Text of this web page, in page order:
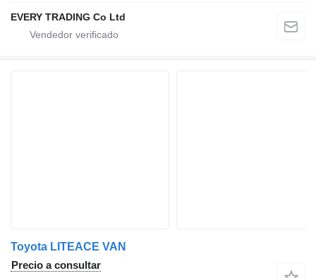
EVERY TRADING Co Ltd
Toyota LITEACE VAN
Precio a consultar